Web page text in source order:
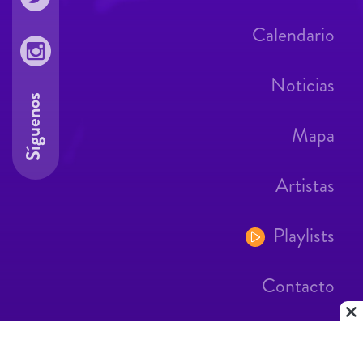
Calendario
Noticias
Mapa
Artistas
Playlists
Contacto
Síguenos